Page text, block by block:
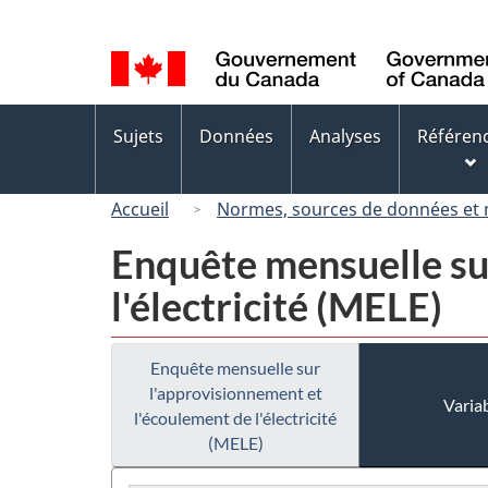
de
la
langue
des
Sujets Données Analyses
Accueil Normes, sources de données et
Enquête mensuelle
l'électricité (MELE)
Enquête mensuelle sur
l'approvisionnement et
l'écoulement de l'électricité
(MELE)